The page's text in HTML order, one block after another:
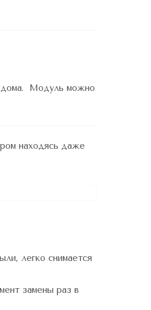
дома. Модуль можно
находясь даже
легко снимается
замены раз в